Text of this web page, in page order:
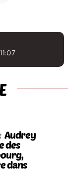
Audrey
des
dans